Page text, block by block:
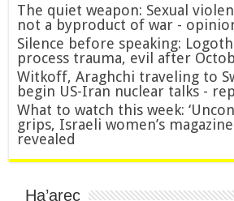
The quiet weapon: Sexual
not a byproduct of war -
Silence before speaking:
process trauma, evil after
Witkoff, Araghchi traveling to
begin US-Iran nuclear talks -
What to watch this week:
grips, Israeli women’s
revealed
Ha’arec